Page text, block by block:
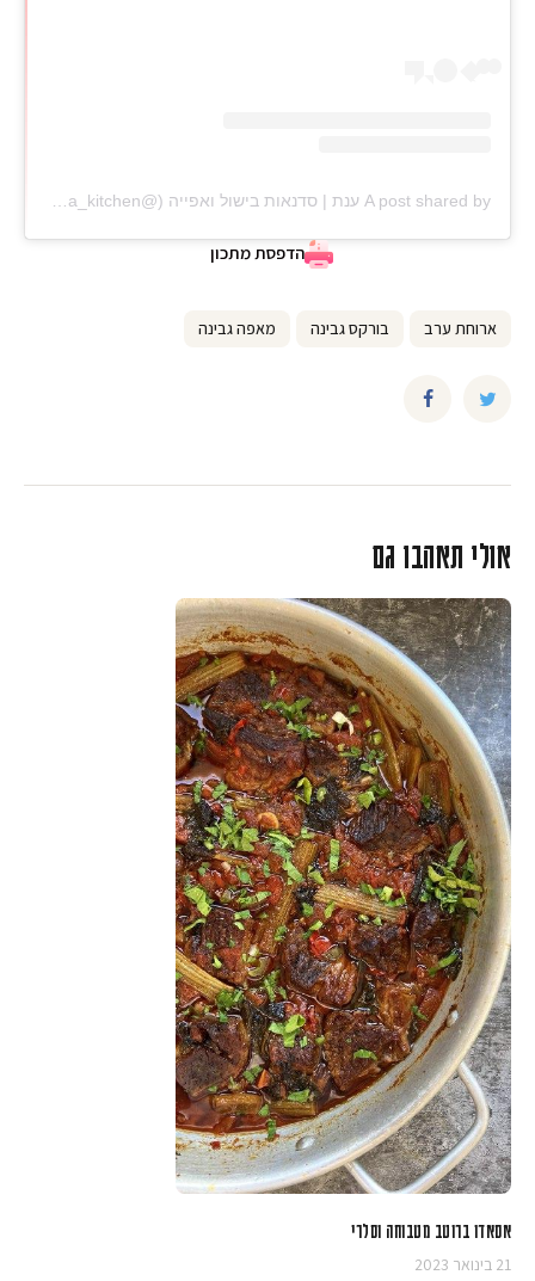
הדפסת מתכון
ארוחת ערב בורקס גבינה מאפה גבינה
אולי תאהבו גם
אסאדו ברוטב מטבוחה וסלרי
21 בינואר 2023